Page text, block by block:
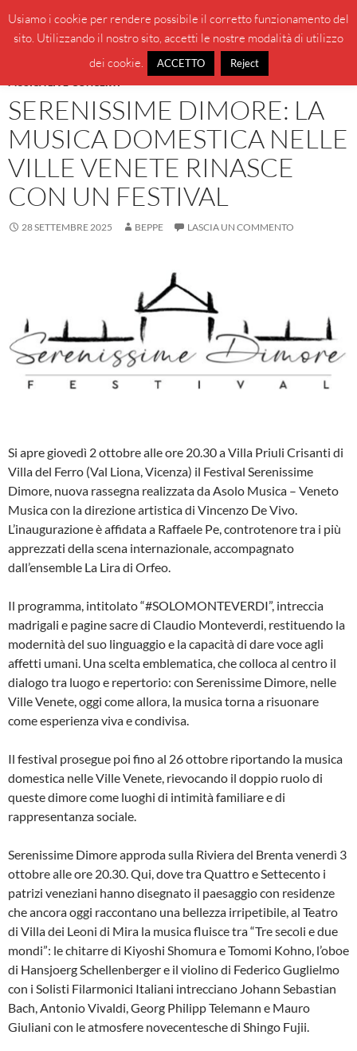
contenuto
BeppeBlog
MENU
MUSICA LIVE-CONCERTI
SERENISSIME DIMORE: LA
MUSICA DOMESTICA NELLE
VILLE VENETE RINASCE
CON UN FESTIVAL
28 SETTEMBRE 2025 BEPPE LASCIA UN COMMENTO
Si apre giovedì 2 ottobre alle ore 20.30 a Villa Priuli Crisanti di
Villa del Ferro (Val Liona, Vicenza) il Festival Serenissime
Dimore, nuova rassegna realizzata da Asolo Musica – Veneto
Musica con la direzione artistica di Vincenzo De Vivo.
L’inaugurazione è affidata a Raffaele Pe, controtenore tra i più
apprezzati della scena internazionale, accompagnato
dall’ensemble La Lira di Orfeo.
Il programma, intitolato “#SOLOMONTEVERDI”, intreccia
madrigali e pagine sacre di Claudio Monteverdi, restituendo la
modernità del suo linguaggio e la capacità di dare voce agli
affetti umani. Una scelta emblematica, che colloca al centro il
dialogo tra luogo e repertorio: con Serenissime Dimore, nelle
Ville Venete, oggi come allora, la musica torna a risuonare
come esperienza viva e condivisa.
Il festival prosegue poi fino al 26 ottobre riportando la musica
domestica nelle Ville Venete, rievocando il doppio ruolo di
queste dimore come luoghi di intimità familiare e di
rappresentanza sociale.
Serenissime Dimore approda sulla Riviera del Brenta venerdì 3
ottobre alle ore 20.30. Qui, dove tra Quattro e Settecento i
patrizi veneziani hanno disegnato il paesaggio con residenze
che ancora oggi raccontano una bellezza irripetibile, al Teatro
di Villa dei Leoni di Mira la musica fluisce tra “Tre secoli e due
mondi”: le chitarre di Kiyoshi Shomura e Tomomi Kohno, l’oboe
di Hansjoerg Schellenberger e il violino di Federico Guglielmo
con i Solisti Filarmonici Italiani intrecciano Johann Sebastian
Bach, Antonio Vivaldi, Georg Philipp Telemann e Mauro
Giuliani con le atmosfere novecentesche di Shingo Fujii.
Usiamo i cookie per rendere possibile il corretto funzionamento del
sito. Utilizzando il nostro sito, accetti le nostre modalità di utilizzo
dei cookie.
ACCETTO Reject